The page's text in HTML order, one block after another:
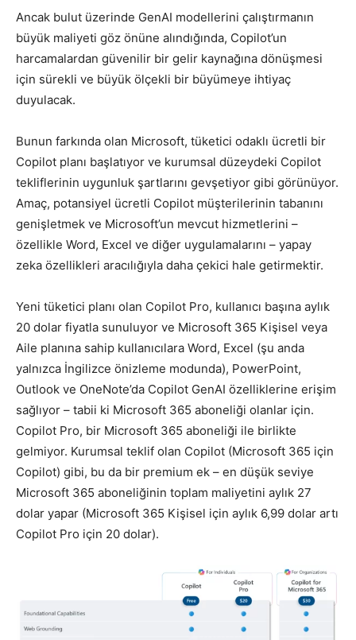
Ancak bulut üzerinde GenAI modellerini çalıştırmanın
büyük maliyeti göz önüne alındığında, Copilot’un
harcamalardan güvenilir bir gelir kaynağına dönüşmesi
için sürekli ve büyük ölçekli bir büyümeye ihtiyaç
duyulacak.
Bunun farkında olan Microsoft, tüketici odaklı ücretli bir
Copilot planı başlatıyor ve kurumsal düzeydeki Copilot
tekliflerinin uygunluk şartlarını gevşetiyor gibi görünüyor.
Amaç, potansiyel ücretli Copilot müşterilerinin tabanını
genişletmek ve Microsoft’un mevcut hizmetlerini –
özellikle Word, Excel ve diğer uygulamalarını – yapay
zeka özellikleri aracılığıyla daha çekici hale getirmektir.
Yeni tüketici planı olan Copilot Pro, kullanıcı başına aylık
20 dolar fiyatla sunuluyor ve Microsoft 365 Kişisel veya
Aile planına sahip kullanıcılara Word, Excel (şu anda
yalnızca İngilizce önizleme modunda), PowerPoint,
Outlook ve OneNote’da Copilot GenAI özelliklerine erişim
sağlıyor – tabii ki Microsoft 365 aboneliği olanlar için.
Copilot Pro, bir Microsoft 365 aboneliği ile birlikte
gelmiyor. Kurumsal teklif olan Copilot (Microsoft 365 için
Copilot) gibi, bu da bir premium ek – en düşük seviye
Microsoft 365 aboneliğinin toplam maliyetini aylık 27
dolar yapar (Microsoft 365 Kişisel için aylık 6,99 dolar artı
Copilot Pro için 20 dolar).